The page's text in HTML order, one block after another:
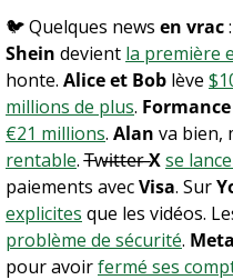
🐦 Quelques news en vrac :
Shein devient la première
honte. Alice et Bob lève
millions de plus. Formance
€21 millions. Alan va bien,
rentable. T̶w̶i̶t̶t̶e̶r̶ Xse
paiements avec Visa. Sur
explicites que les vidéos.
problème de sécurité. Meta
pour avoir fermé ses